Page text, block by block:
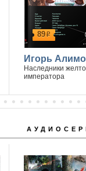
89р
Игорь
Наследники
императора